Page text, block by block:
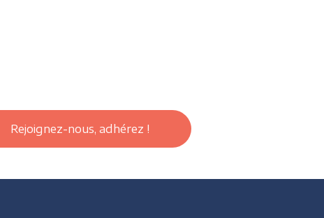
Rejoignez-nous, adhérez !